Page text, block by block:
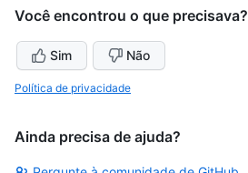
Você encontrou o que precisava?
Sim Não
Política de privacidade
Ainda precisa de ajuda?